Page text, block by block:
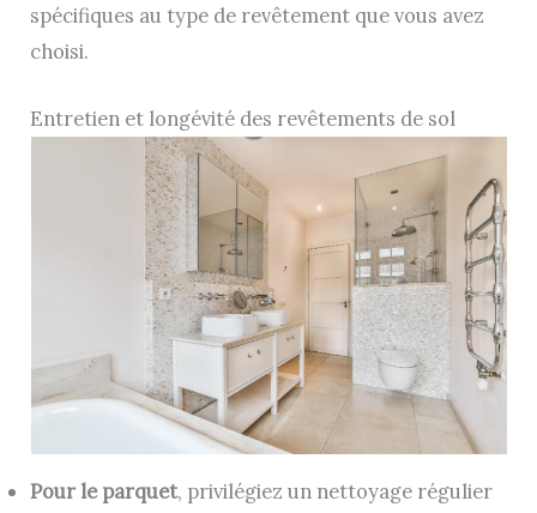
spécifiques au type de revêtement que vous avez
choisi.
Entretien et longévité des revêtements de sol
Pour le parquet, privilégiez un nettoyage régulier